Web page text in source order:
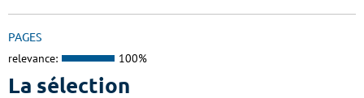
PAGES
relevance: 100%
La sélection